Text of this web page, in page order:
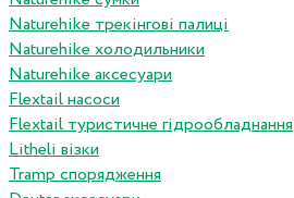
Naturehike трекінгові палиці
Naturehike холодильники
Naturehike аксесуари
Flextail насоси
Flextail туристичне гідрообладнання
Litheli візки
Tramp спорядження